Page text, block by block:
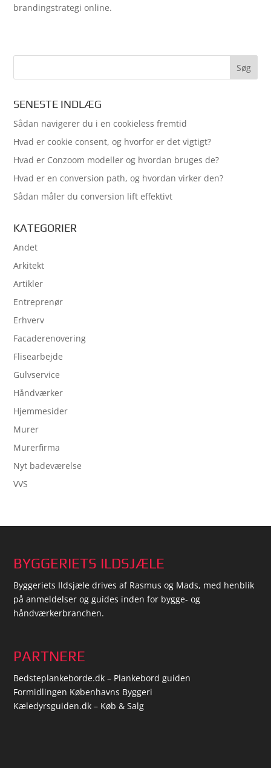
brandingstrategi online.
SENESTE INDLÆG
Sådan navigerer du i en cookieless fremtid
Hvad er cookie consent, og hvorfor er det vigtigt?
Hvad er Conzoom modeller og hvordan bruges de?
Hvad er en conversion path, og hvordan virker den?
Sådan måler du conversion lift effektivt
KATEGORIER
Andet
Arkitekt
Artikler
Entreprenør
Erhverv
Facaderenovering
Flisearbejde
Gulvservice
Håndværker
Hjemmesider
Murer
Murerfirma
Nyt badeværelse
VVS
BYGGERIETS ILDSJÆLE
Byggeriets Ildsjæle drives af Rasmus og Mads, med henblik
på anmeldelser og guides inden for bygge- og
håndværkerbranchen.
PARTNERE
Bedsteplankeborde.dk – Plankebord guiden
Formidlingen Københavns Byggeri
Kæledyrsguiden.dk – Køb & Salg